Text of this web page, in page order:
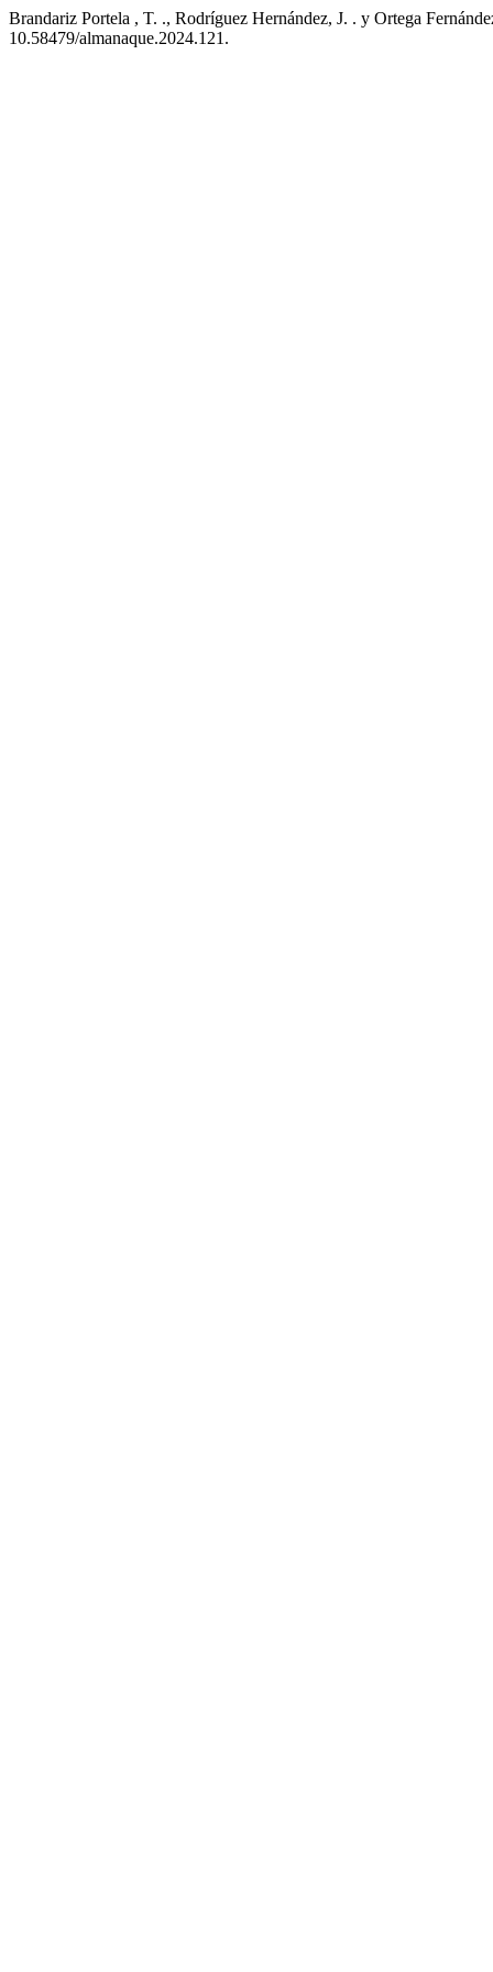
Brandariz Portela , T. ., Rodríguez Hernández, J. . y Ortega
10.58479/almanaque.2024.121.